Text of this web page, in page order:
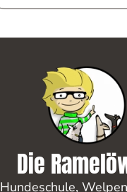
Die
Hundeschule,